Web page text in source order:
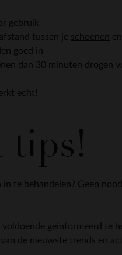
gebruik
tussen je schoenen
goed in
dan 30 minuten drogen
echt!
tips!
in te behandelen? Geen
voldoende geïnformeerd te
de nieuwste trends en